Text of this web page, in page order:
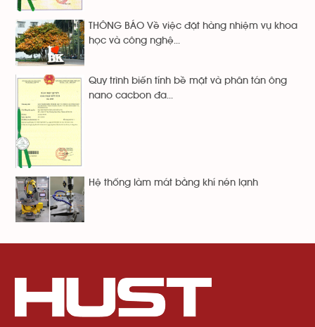
THÔNG BÁO Về việc đặt hàng nhiệm vụ khoa
học và công nghệ...
Quy trình biến tính bề mặt và phân tán ông
nano cacbon đa...
Hệ thống làm mát bằng khí nén lạnh